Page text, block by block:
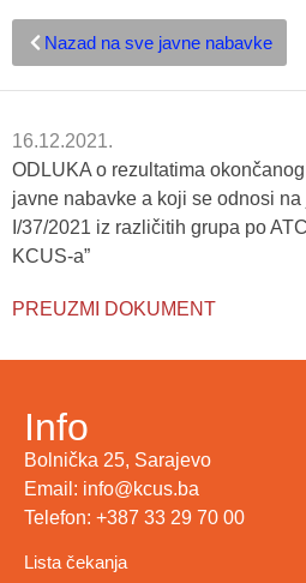
Nazad na sve javne nabavke
16.12.2021.
ODLUKA o rezultatima
javne nabavke a koji se odnosi
I/37/2021 iz različitih grupa po
KCUS-a”
PREUZMI DOKUMENT
Info
Bolnička 25, Sarajevo
Email: info@kcus.ba
Telefon: +387 33 29 70 00
Lista čekanja